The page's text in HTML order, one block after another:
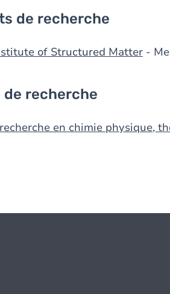
de recherche
of Structured Matter -
de recherche
en chimie physique,